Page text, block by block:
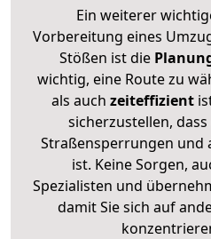
Ein weiterer
Vorbereitung eines
Stößen ist die
wichtig, eine Route zu
als auch zeiteffizient
sicherzustellen,
Straßensperrungen und
ist. Keine Sorgen,
Spezialisten und
damit Sie sich auf